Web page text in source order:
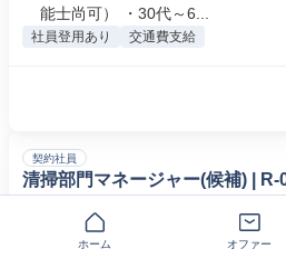
能士尚可） ・30代～6...
社員登用あり 交通費支給
契約社員
清掃部門マネージャー(候補) | R-
✅好待遇＆好条件の下働ける✅*安心安
ホーム オファー